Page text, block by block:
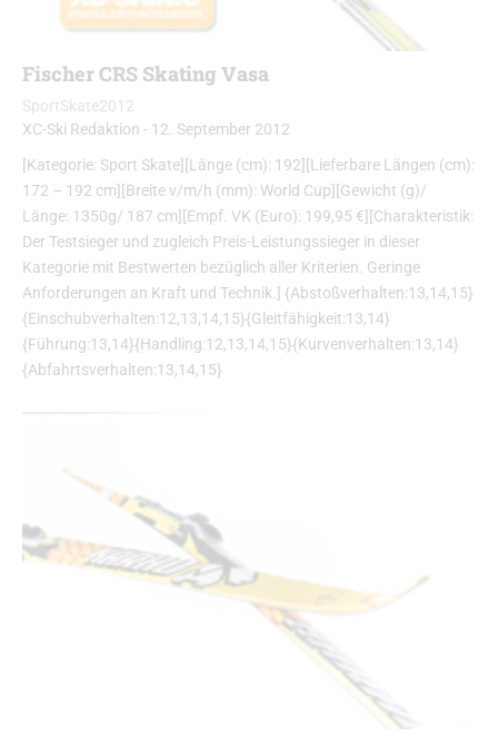
Fischer CRS Skating Vasa
SportSkate2012
XC-Ski Redaktion - 12. September 2012
[Kategorie: Sport Skate][Länge (cm): 192][Lieferbare Längen (cm):
172 – 192 cm][Breite v/m/h (mm): World Cup][Gewicht (g)/
Länge: 1350g/ 187 cm][Empf. VK (Euro): 199,95 €][Charakteristik:
Der Testsieger und zugleich Preis-Leistungssieger in dieser
Kategorie mit Bestwerten bezüglich aller Kriterien. Geringe
Anforderungen an Kraft und Technik.] {Abstoßverhalten:13,14,15}
{Einschubverhalten:12,13,14,15}{Gleitfähigkeit:13,14}
{Führung:13,14}{Handling:12,13,14,15}{Kurvenverhalten:13,14}
{Abfahrtsverhalten:13,14,15}